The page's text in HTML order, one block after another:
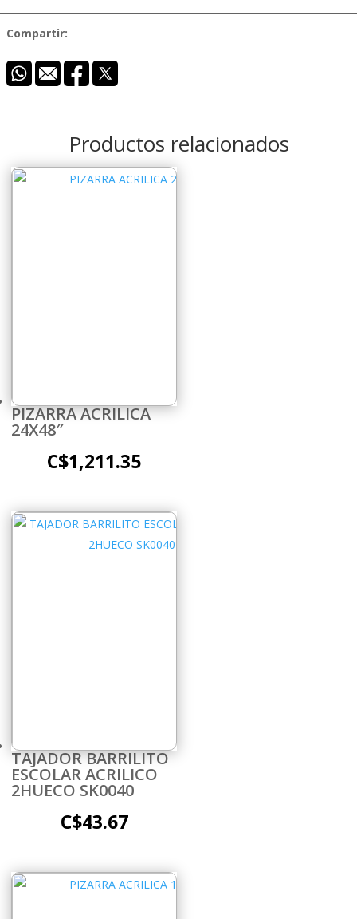
Compartir:
Productos relacionados
PIZARRA ACRILICA
24X48″
C$1,211.35
TAJADOR BARRILITO
ESCOLAR ACRILICO
2HUECO SK0040
C$43.67